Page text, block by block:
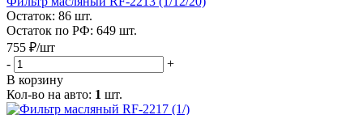
Остаток: 86 шт.
Остаток по РФ: 649 шт.
755 ₽/шт
-
+
В корзину
Кол-во на авто: 1 шт.